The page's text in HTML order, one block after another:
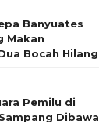
Banyuates
Makan
Bocah Hilang
Pemilu di
Dibawa